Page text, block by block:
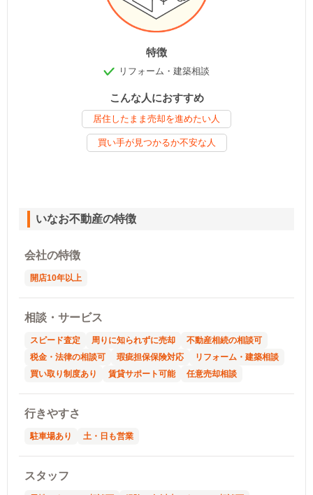
特徴
リフォーム・建築相談
こんな人におすすめ
居住したまま売却を進めたい人
買い手が見つかるか不安な人
いなお不動産の特徴
会社の特徴
開店10年以上
相談・サービス
スピード査定 周りに知られずに売却
不動産相続の相談可
税金・法律の相談可
瑕疵担保保険対応
リフォーム・建築相談
買い取り制度あり
賃貸サポート可能 任意売却相談
行きやすさ
駐車場あり 土・日も営業
スタッフ